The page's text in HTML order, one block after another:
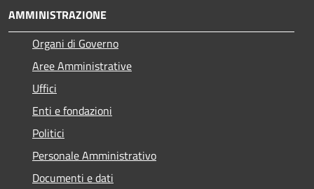
AMMINISTRAZIONE
Organi di Governo
Aree Amministrative
Uffici
Enti e fondazioni
Politici
Personale Amministrativo
Documenti e dati